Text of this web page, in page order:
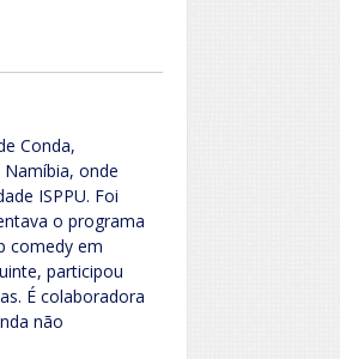
Conda,
onde
ISPPU. Foi
o programa
comedy em
participou
É colaboradora
não